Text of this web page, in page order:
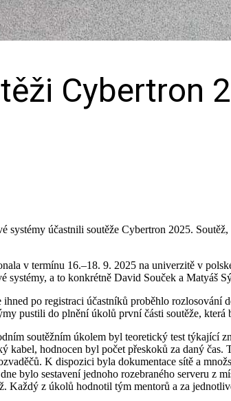
Cybertron
účastnili soutěže Cybertron 2025.
v termínu 16.–18. 9. 2025 na univerzitě v
a to konkrétně David Souček a Matyáš
po registraci účastníků proběhlo rozlosování
pustili do plnění úkolů první části soutěže, která
soutěžním úkolem byl teoretický test týkající
hodnocen byl počet přeskoků za daný
K dispozici byla dokumentace sítě a
bylo sestavení jednoho rozebraného serveru z
Každý z úkolů hodnotil tým mentorů a za